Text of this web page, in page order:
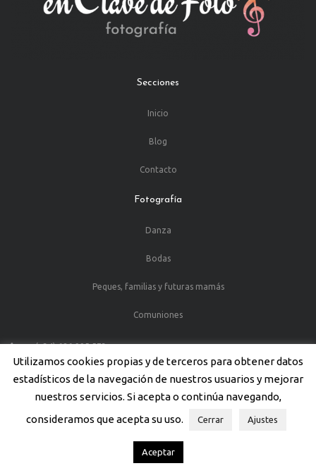
Secciones
Inicio
Blog
Contacto
Fotografía
Danza
Bodas
Peques, familias y futuras mamás
Comuniones
(+34) 686 995 573
C/Juan de la Cosa, 13 30203 Cartagena (Murcia)
Utilizamos cookies propias y de terceros para obtener datos
estadísticos de la navegación de nuestros usuarios y mejorar
nuestros servicios. Si acepta o continúa navegando,
consideramos que acepta su uso.
Cerrar Ajustes
Aceptar